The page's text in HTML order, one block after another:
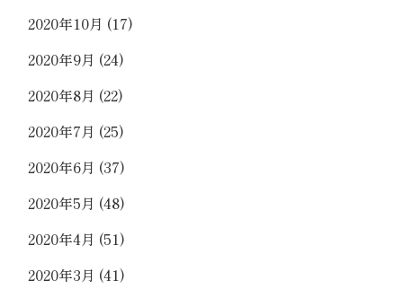
2020年10月 (17)
2020年9月 (24)
2020年8月 (22)
2020年7月 (25)
2020年6月 (37)
2020年5月 (48)
2020年4月 (51)
2020年3月 (41)